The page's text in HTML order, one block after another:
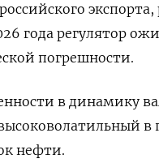
экспорта,
года регулятор
погрешности.
в динамику
в
нефти.